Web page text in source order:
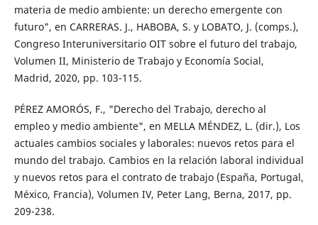
materia de medio ambiente: un derecho emergente con
futuro", en CARRERAS. J., HABOBA, S. y LOBATO, J. (comps.),
Congreso Interuniversitario OIT sobre el futuro del trabajo,
Volumen II, Ministerio de Trabajo y Economía Social,
Madrid, 2020, pp. 103-115.
PÉREZ AMORÓS, F., "Derecho del Trabajo, derecho al
empleo y medio ambiente", en MELLA MÉNDEZ, L. (dir.), Los
actuales cambios sociales y laborales: nuevos retos para el
mundo del trabajo. Cambios en la relación laboral individual
y nuevos retos para el contrato de trabajo (España, Portugal,
México, Francia), Volumen IV, Peter Lang, Berna, 2017, pp.
209-238.